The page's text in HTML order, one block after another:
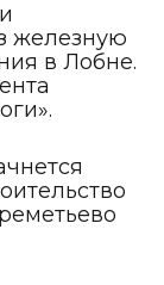
железную
в Лобне.